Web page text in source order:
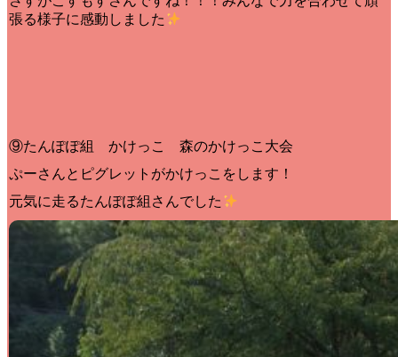
張る様子に感動しました
⑨たんぽぽ組 かけっこ 森のかけっこ大会
ぷーさんとピグレットがかけっこをします！
元気に走るたんぽぽ組さんでした